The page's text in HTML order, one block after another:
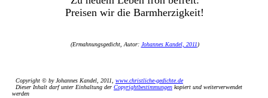
Preisen wir die Barmherzigkeit!
(Ermahnungsgedicht, Autor: Johannes Kandel, 2011)
Copyright © by Johannes Kandel, 2011, www.christliche-gedichte.de
Dieser Inhalt darf unter Einhaltung der Copyrightbestimmungen kopiert und weiterverwendet
werden